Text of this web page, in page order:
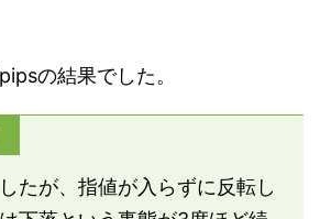
の結果でした。
たが、指値が入らずに反転し